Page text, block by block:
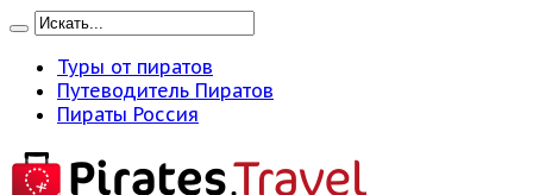
Туры от пиратов
Путеводитель Пиратов
Пираты Россия